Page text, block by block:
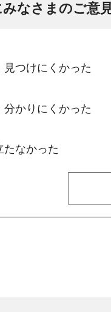
なさまのご意
見つけにくかった
分かりにくかった
たなかった